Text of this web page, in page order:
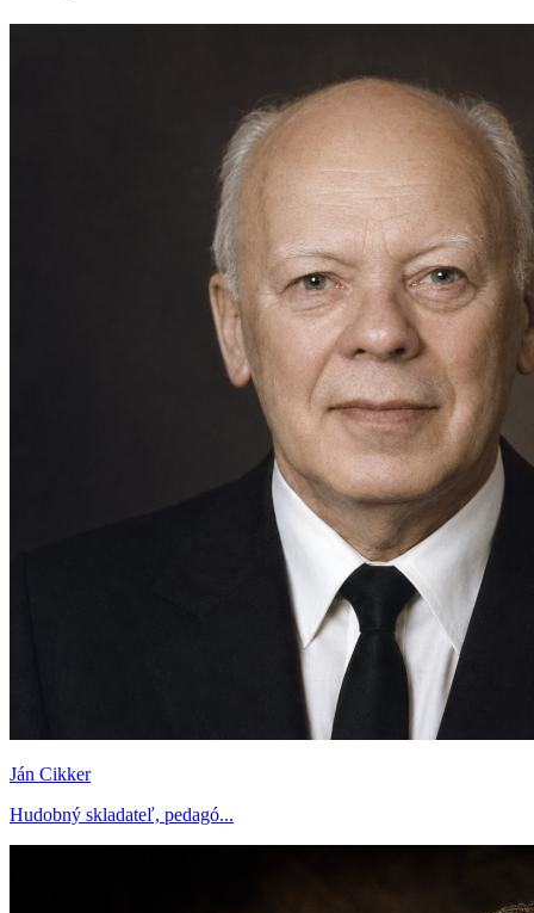
Ján Cikker
Hudobný skladateľ, pedagó...